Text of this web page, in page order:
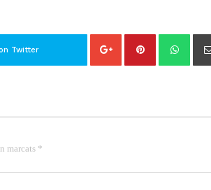
Twitter
marcats *